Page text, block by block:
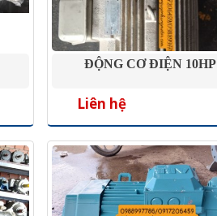
ĐỘNG CƠ ĐIỆN 10HP
Liên hệ